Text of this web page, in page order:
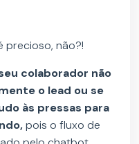
precioso, não?!
colaborador não
o lead ou se
às pressas para
pois o fluxo de